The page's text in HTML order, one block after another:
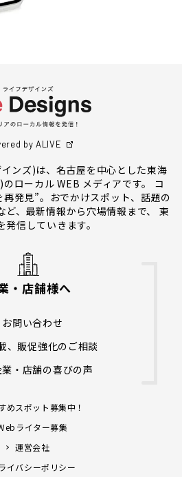
by ALIVE
ンズ)は、名古屋を中心とした東海
ローカル WEB メディアです。 コ
発見”。おでかけスポット、話題の
ど、最新情報から穴場情報まで、 東
信していきます。
・店舗様へ
お問い合わせ
、販促強化のご相談
・店舗の喜びの声
めスポット募集中！
ライター募集
運営会社
イバシーポリシー